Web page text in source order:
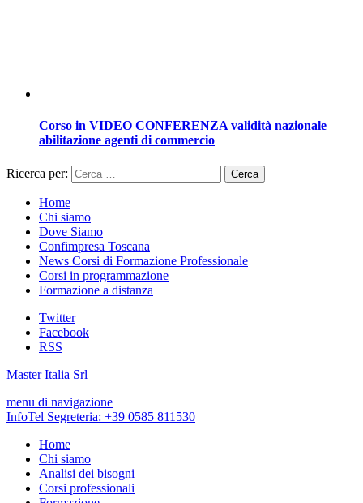
Corso in VIDEO CONFERENZA validità nazionale
abilitazione agenti di commercio
Ricerca per:
Home
Chi siamo
Dove Siamo
Confimpresa Toscana
News Corsi di Formazione Professionale
Corsi in programmazione
Formazione a distanza
Twitter
Facebook
RSS
Master Italia Srl
menu di navigazione
InfoTel Segreteria: +39 0585 811530
Home
Chi siamo
Analisi dei bisogni
Corsi professionali